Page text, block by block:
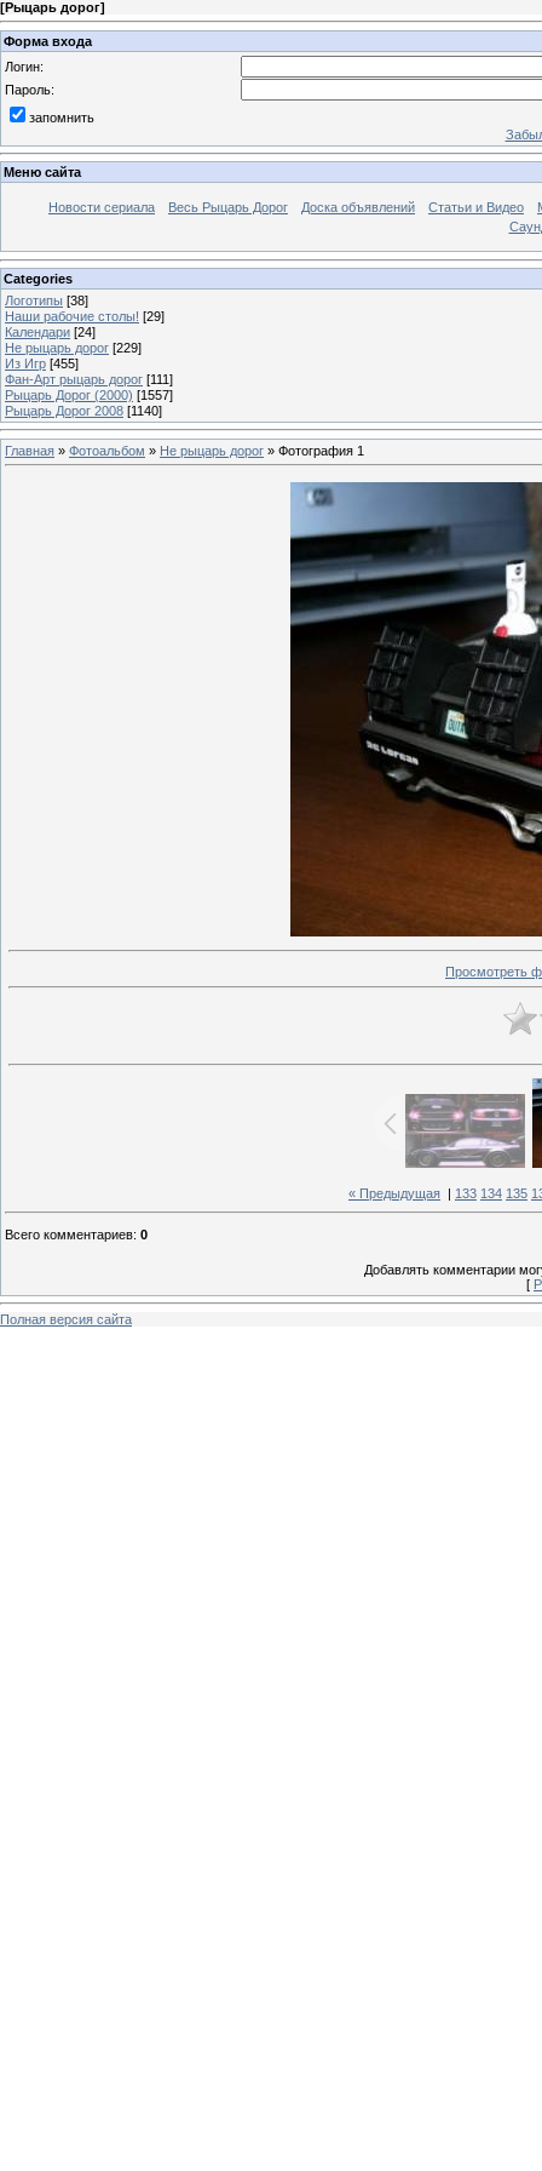
[Рыцарь дорог]
Форма входа
Логин:
Пароль:
запомнить
Меню сайта
Новости сериала Весь Рыцарь Дорог Доска объявлений Статьи и Видео
Categories
Логотипы [38]
Наши рабочие столы! [29]
Календари [24]
Не рыцарь дорог [229]
Из Игр [455]
Фан-Арт рыцарь дорог [111]
Рыцарь Дорог (2000) [1557]
Рыцарь Дорог 2008 [1140]
Главная » Фотоальбом » Не рыцарь дорог » Фотография 1
Просмотреть
« Предыдущая 133 134 135
Всего комментариев: 0
Добавлять комментарии
[
Полная версия сайта